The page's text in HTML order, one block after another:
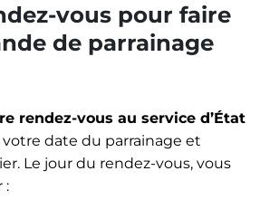
vous pour faire
de parrainage
rendez-vous au service d’État
date du parrainage et
Le jour du rendez-vous, vous
: